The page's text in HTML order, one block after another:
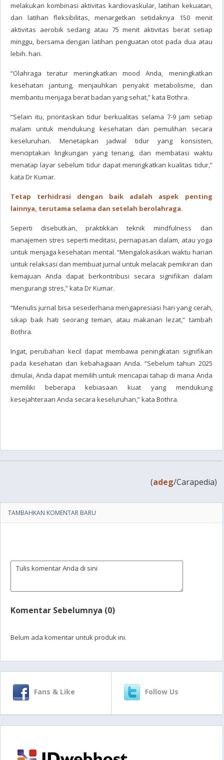
melakukan kombinasi aktivitas kardiovaskular, latihan kekuatan,
dan latihan fleksibilitas, menargetkan setidaknya 150 menit
aktivitas aerobik sedang atau 75 menit aktivitas berat setiap
minggu, bersama dengan latihan penguatan otot pada dua atau
lebih. hari.
“Olahraga teratur meningkatkan mood Anda, meningkatkan
kesehatan jantung, menjauhkan penyakit metabolisme, dan
membantu menjaga berat badan yang sehat,” kata Bothra.
“Selain itu, prioritaskan tidur berkualitas selama 7-9 jam setiap
malam untuk mendukung kesehatan dan pemulihan secara
keseluruhan. Menetapkan jadwal tidur yang konsisten,
menciptakan lingkungan yang tenang, dan membatasi waktu
menatap layar sebelum tidur dapat meningkatkan kualitas tidur,”
kata Dr Kumar.
Tetap terhidrasi dengan baik adalah aspek penting
lainnya, terutama selama dan setelah berolahraga.
Seperti disebutkan, praktikkan teknik mindfulness dan
manajemen stres seperti meditasi, pernapasan dalam, atau yoga
untuk menjaga kesehatan mental. “Mengalokasikan waktu harian
untuk relaksasi dan membuat jurnal untuk melacak pemikiran dan
kemajuan Anda dapat berkontribusi secara signifikan dalam
mengurangi stres,” kata Dr Kumar.
“Menulis jurnal bisa sesederhana mengapresiasi hari yang cerah,
sikap baik hati seorang teman, atau makanan lezat,” tambah
Bothra.
Ingat, perubahan kecil dapat membawa peningkatan signifikan
pada kesehatan dan kebahagiaan Anda. “Sebelum tahun 2025
dimulai, Anda dapat memilih untuk mencapai tahap di mana Anda
memiliki beberapa kebiasaan kuat yang mendukung
kesejahteraan Anda secara keseluruhan,” kata Bothra.
(adeg/Carapedia)
TAMBAHKAN KOMENTAR BARU
Komentar Sebelumnya (0)
Belum ada komentar untuk produk ini.
Fans & Like Follow Us